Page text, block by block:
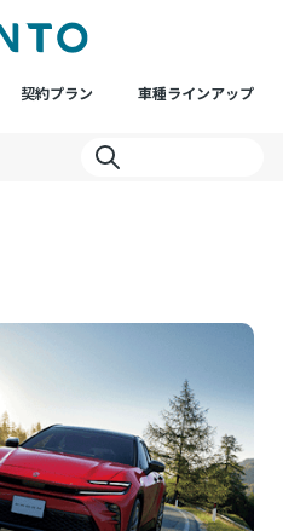
契約プラン 車種ラインアップ